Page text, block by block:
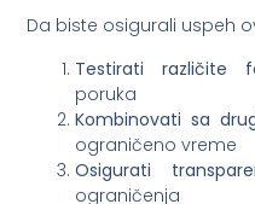
Da biste osigurali uspeh
Testirati različite
poruka
Kombinovati sa
ograničeno vreme
Osigurati
ograničenja